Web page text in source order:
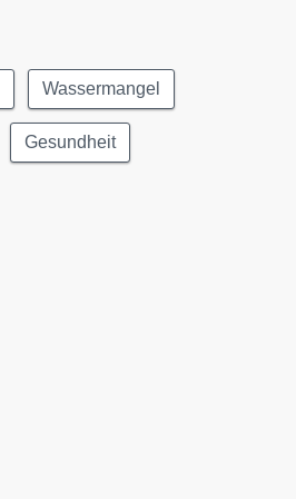
Wassermangel
Gesundheit